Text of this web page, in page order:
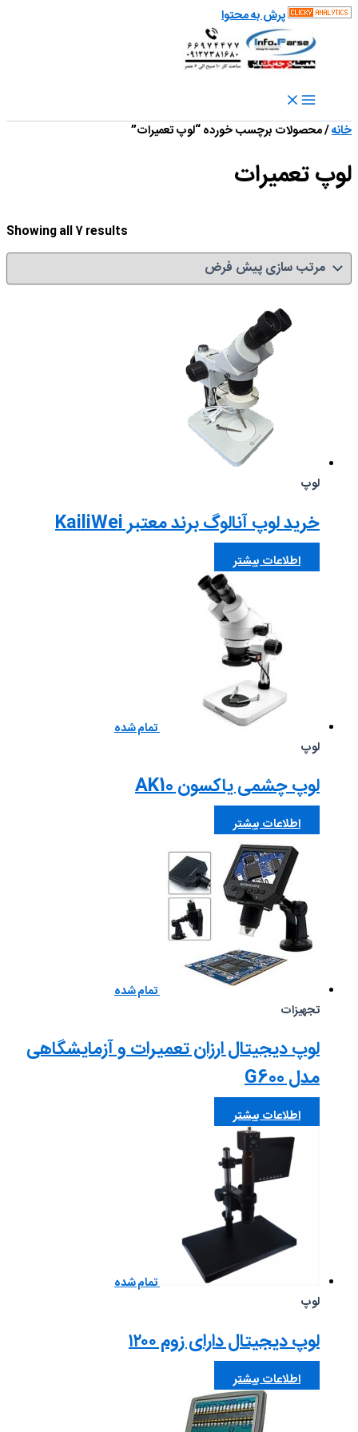
پرش به محتوا
خانه/ محصولات برچسب خورده “لوپ تعمیرات”
لوپ تعمیرات
Showing all 7 results
لوپ
خرید لوپ آنالوگ برند معتبر KailiWei
اطلاعات بیشتر
تمام شده
لوپ
لوپ چشمی یاکسون AK10
اطلاعات بیشتر
تمام شده
تجهیزات
لوپ دیجیتال ارزان تعمیرات و آزمایشگاهی
مدل G600
اطلاعات بیشتر
تمام شده
لوپ
لوپ دیجیتال دارای زوم ۱۲۰۰
اطلاعات بیشتر